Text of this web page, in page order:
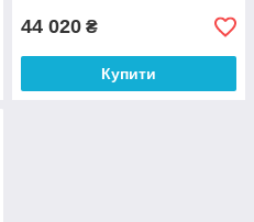
44 020 ₴
Купити